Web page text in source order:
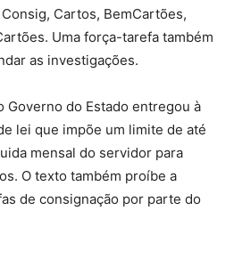
Cartos, BemCartões,
Uma força-tarefa também
as investigações.
Governo do Estado entregou à
lei que impõe um limite de até
mensal do servidor para
O texto também proíbe a
de consignação por parte do